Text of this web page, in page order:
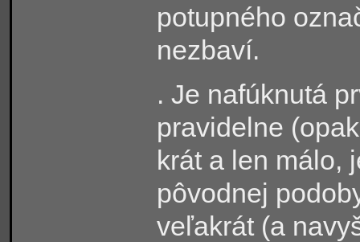
potupného
nezbaví.
. Je nafúknutá
pravidelne
krát a len málo,
pôvodnej
veľakrát (a